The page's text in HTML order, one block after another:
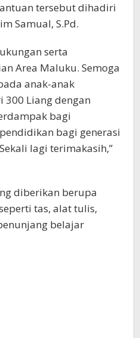
tersebut dihadiri
Samual, S.Pd.
serta
Area Maluku. Semoga
anak-anak
300 Liang dengan
bagi
bagi generasi
lagi terimakasih,”
diberikan berupa
tas, alat tulis,
belajar